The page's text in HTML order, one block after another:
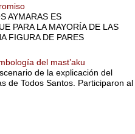
AYMARAS ES
PARA LA MAYORÍA DE LAS
FIGURA DE PARES
del mast’aku
de la explicación del
de Todos Santos. Participaron al